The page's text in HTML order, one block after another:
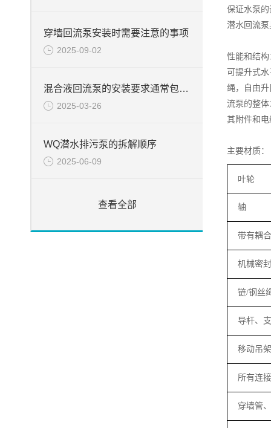
穿墙回流泵安装时需要注意的事项
2025-09-02
混合液回流泵的安装要求通常包括以下几个方面
2025-03-26
WQ潜水排污泵的拆解顺序
2025-06-09
查看全部
保证水泵
潜水回流
性能和结构
可提升式
绳，自由
流泵的整
其附件和
主要材质：
叶轮
轴
带有耦
机械密封
链/钢丝
导杆、
移动吊
所有连
穿墙管